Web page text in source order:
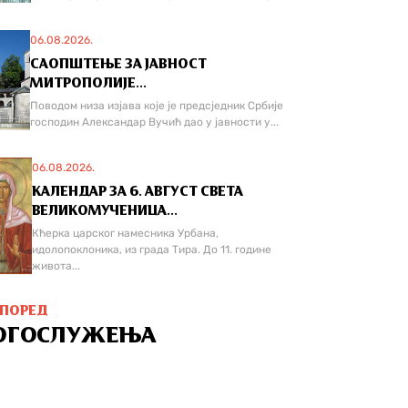
06.08.2026.
САОПШТЕЊЕ ЗА ЈАВНОСТ
МИТРОПОЛИЈЕ...
Поводом низа изјава које је предсједник Србије
господин Александар Вучић дао у јавности у...
06.08.2026.
КАЛЕНДАР ЗА 6. АВГУСТ СВЕТА
ВЕЛИКОМУЧЕНИЦА...
Кћерка царског намесника Урбана,
идолопоклоника, из града Тира. До 11. године
живота...